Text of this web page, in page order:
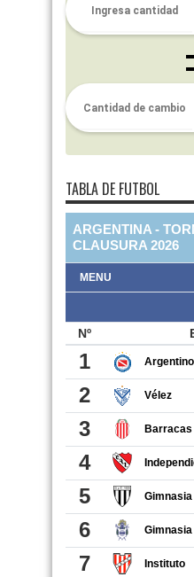
TABLA DE FUTBOL